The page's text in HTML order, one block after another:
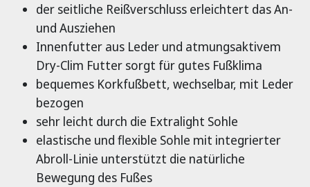
der seitliche Reißverschluss erleichtert das An-
und Ausziehen
Innenfutter aus Leder und atmungsaktivem
Dry-Clim Futter sorgt für gutes Fußklima
bequemes Korkfußbett, wechselbar, mit Leder
bezogen
sehr leicht durch die Extralight Sohle
elastische und flexible Sohle mit integrierter
Abroll-Linie unterstützt die natürliche
Bewegung des Fußes